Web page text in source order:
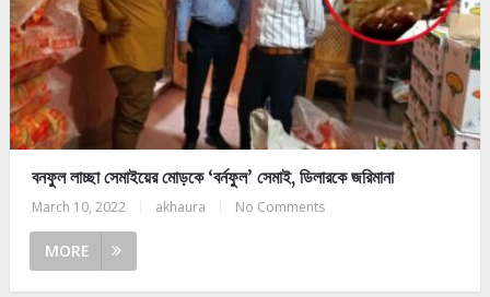
বনফুল লাচ্ছা সেমাইয়ের মোড়কে ‘বর্নফুল’ সেমাই, ডিলারকে জরিমানা
March 10, 2022 akhaura No Comments
MORE